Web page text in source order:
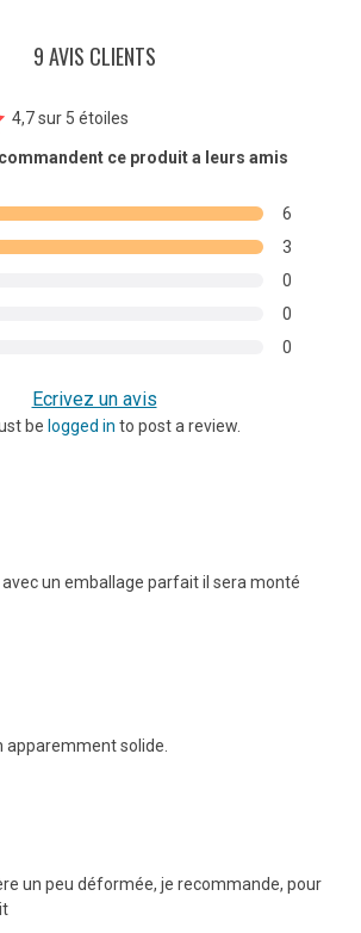
9 AVIS CLIENTS
4,7sur 5 étoiles
ce produit a leurs amis
6
3
0
0
0
Ecrivez un avis
be logged in to post a review.
un emballage parfait il sera monté
apparemment solide.
un peu déformée, je recommande, pour